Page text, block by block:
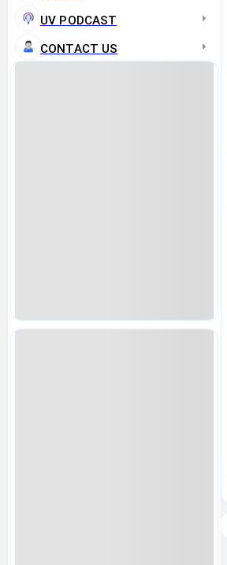
UV PODCAST
CONTACT US